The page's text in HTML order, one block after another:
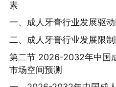
素
一、成人牙膏行业发展驱
二、成人牙膏行业发展限
第二节 2026-2032年中国
市场空间预测